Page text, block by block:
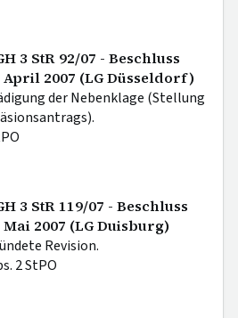
3 StR 92/07 - Beschluss
April 2007 (LG Düsseldorf)
der Nebenklage (Stellung
3 StR 119/07 - Beschluss
Mai 2007 (LG Duisburg)
Revision.
2 StPO